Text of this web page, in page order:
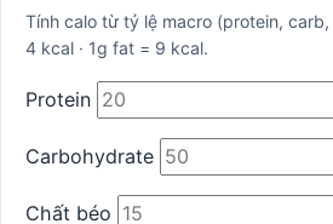
Máy
tính
Tính calo từ tỷ lệ macro (protein,
4 kcal · 1g fat = 9 kcal.
Protein
Carbohydrate
Chất béo